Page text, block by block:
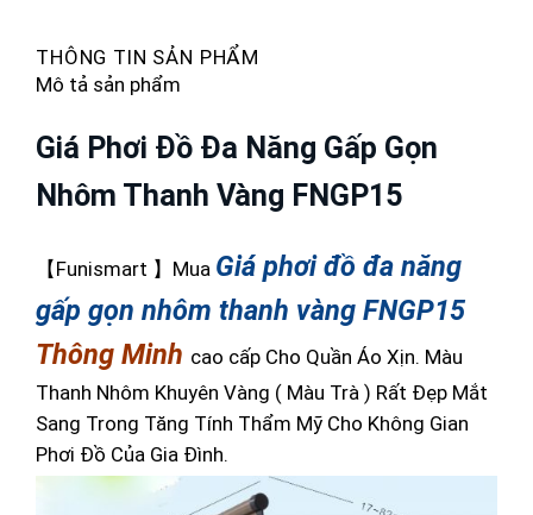
THÔNG TIN SẢN PHẨM
Mô tả sản phẩm
Giá Phơi Đồ Đa Năng Gấp Gọn
Nhôm Thanh Vàng FNGP15
【Funismart 】Mua Giá phơi đồ đa năng
gấp gọn nhôm thanh vàng FNGP15
Thông Minh cao cấp Cho Quần Áo Xịn. Màu
Thanh Nhôm Khuyên Vàng ( Màu Trà ) Rất Đẹp Mắt
Sang Trong Tăng Tính Thẩm Mỹ Cho Không Gian
Phơi Đồ Của Gia Đình.